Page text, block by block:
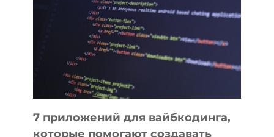
ИНСТРУМЕНТОВ
ДЛЯ
РАБОТЫ
7 приложений для вайбкодинга,
которые помогают создавать